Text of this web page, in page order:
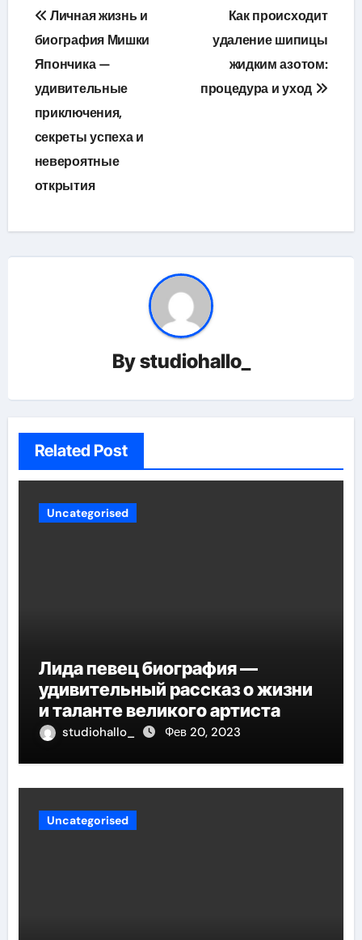
Навигация
по
записям
Личная жизнь и
биография Мишки
Япончика —
удивительные
приключения,
секреты успеха и
невероятные
открытия
Как происходит
удаление шипицы
жидким азотом:
процедура и уход
Bystudiohallo_
Related Post
Uncategorised
Лида певец биография —
удивительный рассказ о жизни
и таланте великого артиста
studiohallo_ Фев 20, 2023
Uncategorised